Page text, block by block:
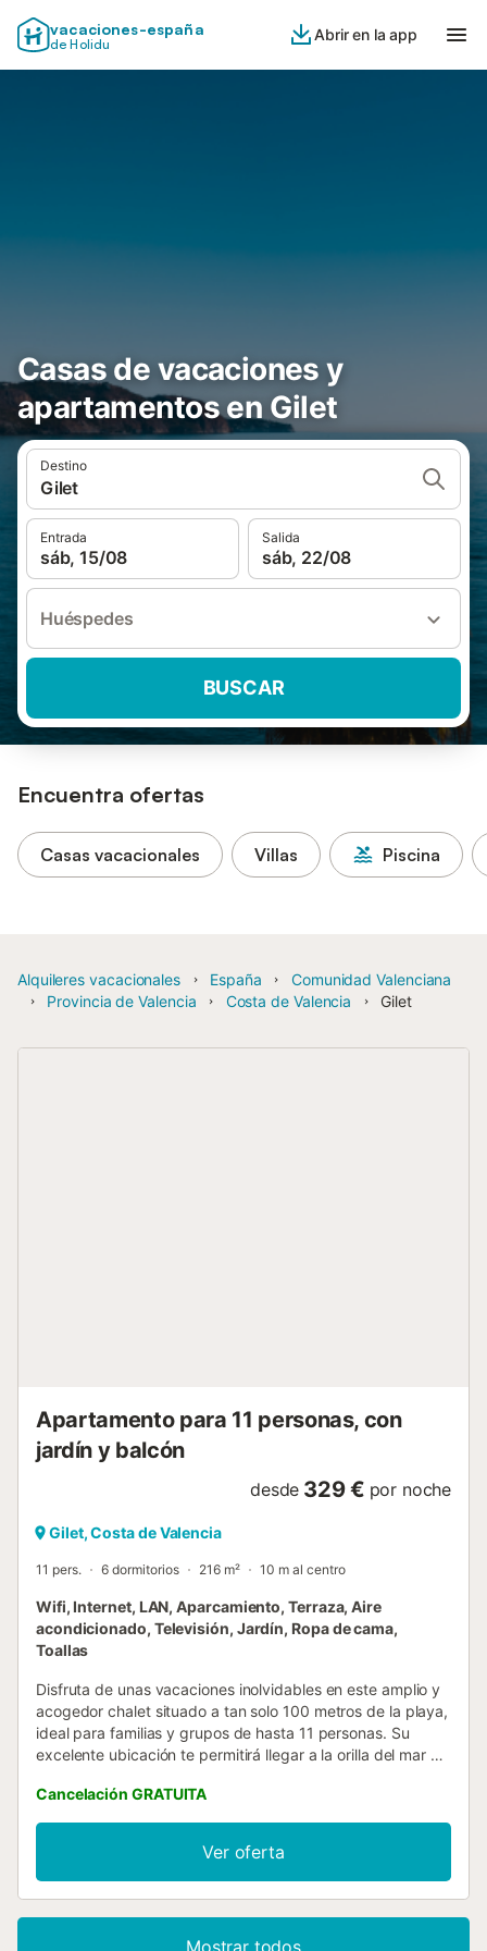
vacaciones-españa
de Holidu
Abrir en la app
Casas de vacaciones y
apartamentos en Gilet
Destino
Gilet
Entrada
sáb, 15/08
Salida
sáb, 22/08
Huéspedes
BUSCAR
Encuentra ofertas
Casas vacacionales Villas Piscina
Alquileres vacacionales España
Comunidad Valenciana
Provincia de Valencia
Costa de Valencia Gilet
Apartamento para 11 personas, con
jardín y balcón
desde 329 € por noche
Gilet, Costa de Valencia
11 pers. 6 dormitorios 216 m² 10 m al centro
Wifi, Internet, LAN, Aparcamiento, Terraza, Aire
acondicionado, Televisión, Jardín, Ropa de cama,
Toallas
Disfruta de unas vacaciones inolvidables en este amplio y
acogedor chalet situado a tan solo 100 metros de la playa,
ideal para familias y grupos de hasta 11 personas. Su
excelente ubicación te permitirá llegar a la orilla del mar en
ambiente mediterráneo durante todo el día. El chalet
cuenta con 6 habitaciones, distribuidas para ofrecer
privacidad y comodidad a todos los huéspedes. Los
espacios son luminosos, ventilados y decorados con un
estilo relajado que invita al descanso. En el exterior,
Cancelación GRATUITA
Ver oferta
Mostrar todos